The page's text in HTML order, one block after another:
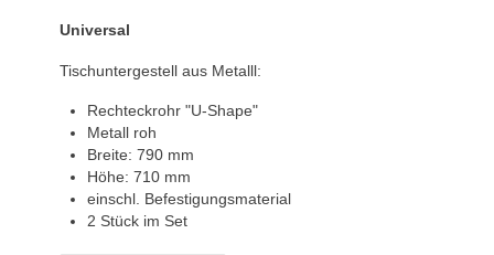
Universal
Tischuntergestell aus Metalll:
Rechteckrohr "U-Shape"
Metall roh
Breite: 790 mm
Höhe: 710 mm
einschl. Befestigungsmaterial
2 Stück im Set